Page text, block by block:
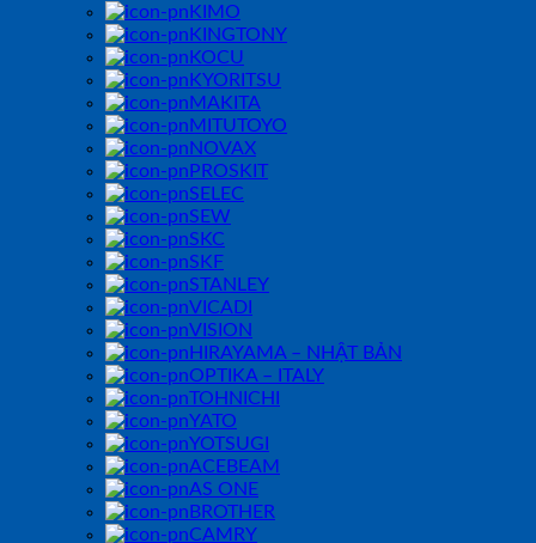
KIMO
KINGTONY
KOCU
KYORITSU
MAKITA
MITUTOYO
NOVAX
PROSKIT
SELEC
SEW
SKC
SKF
STANLEY
VICADI
VISION
HIRAYAMA – NHẬT BẢN
OPTIKA – ITALY
TOHNICHI
YATO
YOTSUGI
ACEBEAM
AS ONE
BROTHER
CAMRY